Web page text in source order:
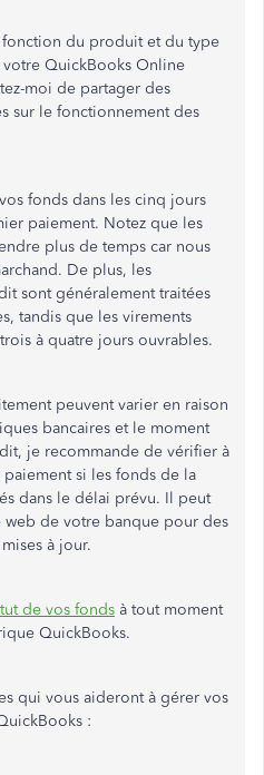
fonction du produit et du type
QuickBooks Online
moi de partager des
sur le fonctionnement des
fonds dans les cinq jours
paiement. Notez que les
plus de temps car nous
De plus, les
sont généralement traitées
tandis que les virements
à quatre jours ouvrables.
peuvent varier en raison
bancaires et le moment
je recommande de vérifier à
si les fonds de la
dans le délai prévu. Il peut
de votre banque pour des
à jour.
de vos fonds à tout moment
QuickBooks.
qui vous aideront à gérer vos
: